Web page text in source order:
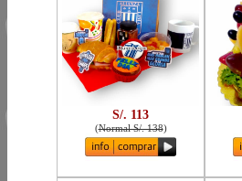
S/. 113
(Normal S/. 138)